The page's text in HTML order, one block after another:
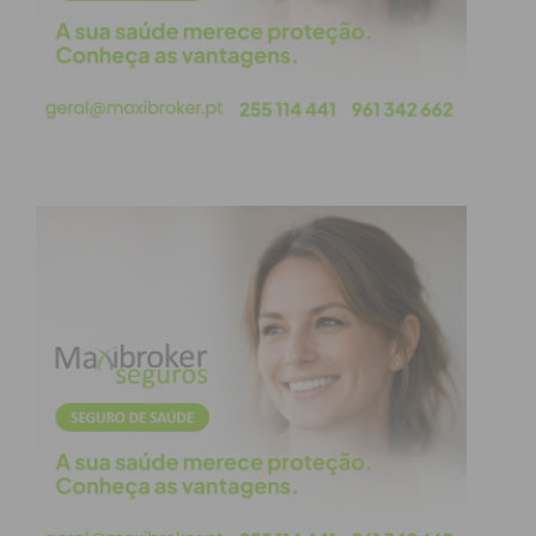
recomenda os seguintes passos:
Utilize plataformas oficiais:
pague exclusivamente dentro das aplicações
pagamentos via MB WAY para “garantir
descontos” fora do sistema de proteção da
Verifique a veracidade das fotos: Utilize
ferramentas como o
ou a
pesquisa por imagem para verificar se as
fotografias da casa aparecem em anúncios de
outros países.
Valide a localização:Verifique no Google